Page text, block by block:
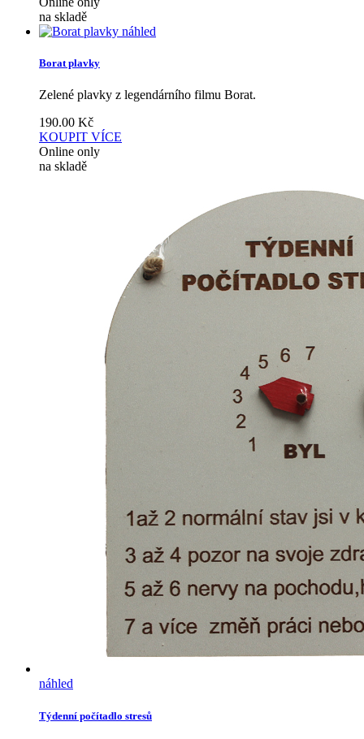
na skladě
náhled
Borat plavky
Zelené plavky z legendárního filmu Borat.
190.00 Kč
KOUPIT VÍCE
Online only
na skladě
náhled
Týdenní počítadlo stresů